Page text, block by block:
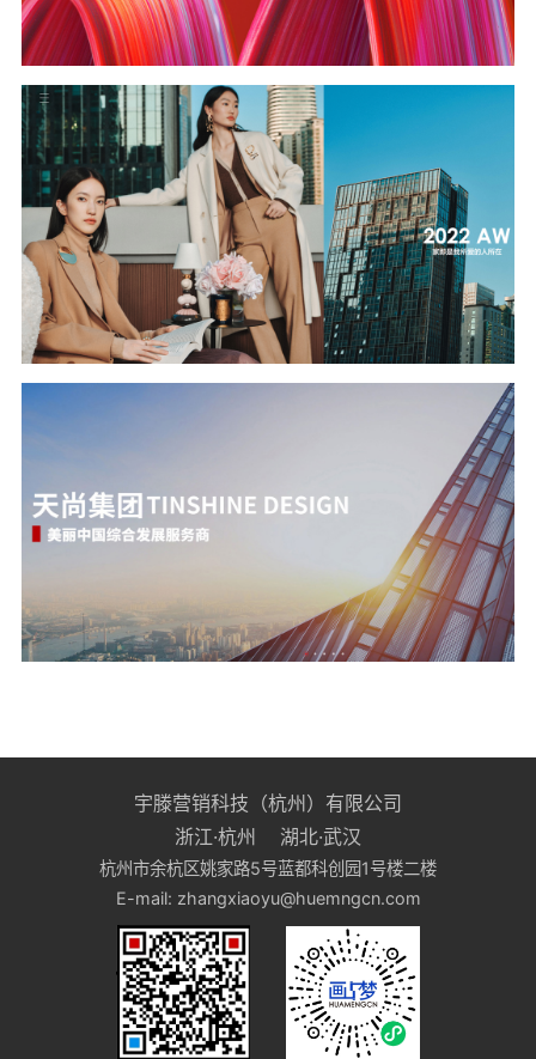
宇滕营销科技（杭州）有限公司
浙江·杭州 湖北·武汉
杭州市余杭区姚家路5号蓝都科创园1号楼二楼
E-mail: zhangxiaoyu@huemngcn.com